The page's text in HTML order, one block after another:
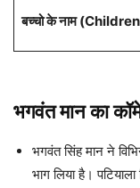
बच्चो के नाम
भगवंत मान का
भगवंत सिंह मान ने
भाग लिया है। पटियाला